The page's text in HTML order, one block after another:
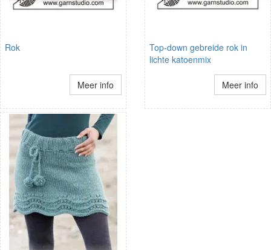
Rok
Meer info
Top-down gebreide rok in
lichte katoenmix
Meer info